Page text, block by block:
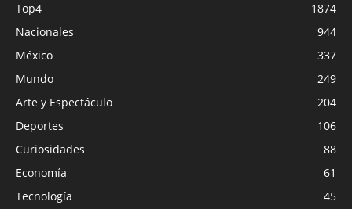
Top4
1874
Nacionales
944
México
337
Mundo
249
Arte y Espectáculo
204
Deportes
106
Curiosidades
88
Economía
61
Tecnología
45